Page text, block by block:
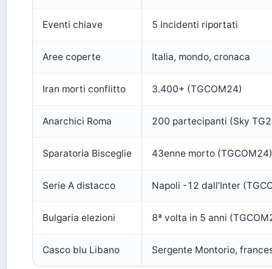
Eventi chiave 5 incidenti riportati
Aree coperte Italia, mondo, cronaca
Iran morti conflitto 3.400+ (TGCOM24)
Anarchici Roma 200 partecipanti (Sky
Sparatoria Bisceglie 43enne morto (TGCOM24)
Serie A distacco Napoli -12 dall’Inter
Bulgaria elezioni 8ª volta in 5 anni
Casco blu Libano Sergente Montorio,